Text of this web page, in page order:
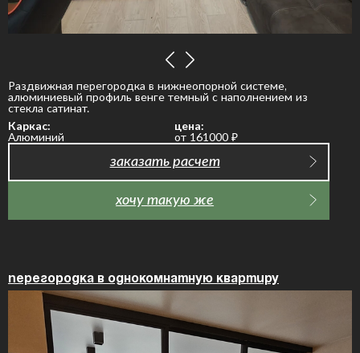
Раздвижная перегородка в нижнеопорной системе,
алюминиевый профиль венге темный с наполнением из
стекла сатинат.
Каркас:
Алюминий
цена:
от 161000 ₽
заказать расчет
хочу такую же
Перегородка в однокомнатную квартиру